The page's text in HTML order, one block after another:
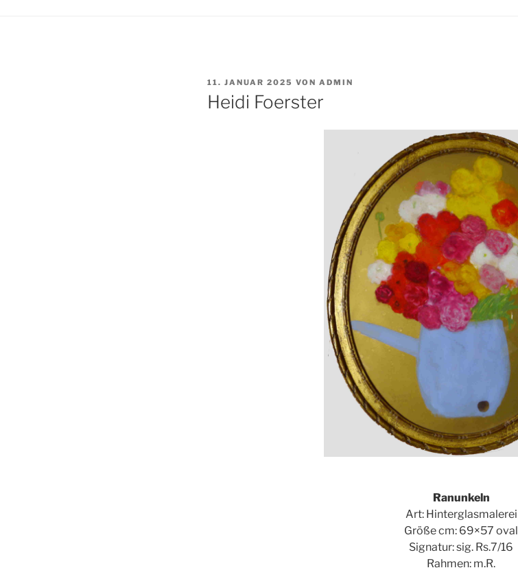
VERÖFFENTLICHT
AM
11. JANUAR 2025 VON ADMIN
Heidi Foerster
Ranunkeln
Art: Hinterglasmalerei
Größe cm: 69×57 oval
Signatur: sig. Rs.7/16
Rahmen: m.R.